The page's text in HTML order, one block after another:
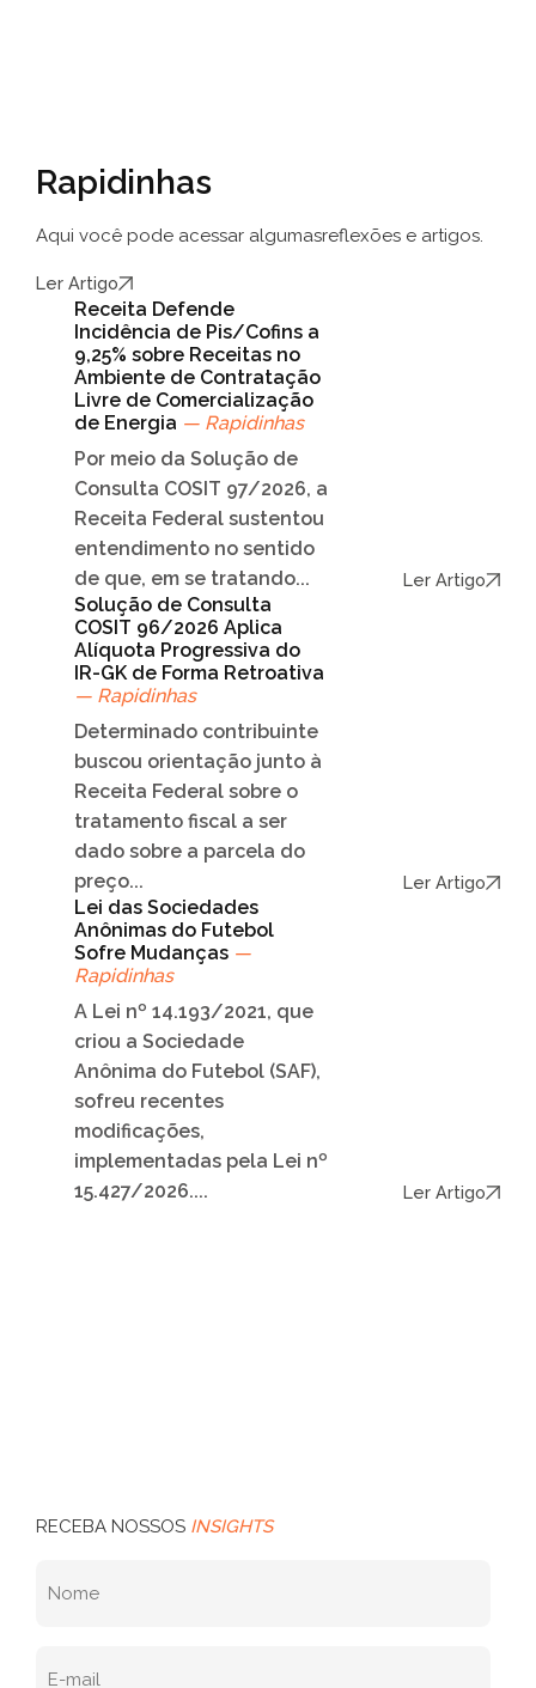
Rapidinhas
Aqui você pode acessar algumasreflexões e artigos.
Ler Artigo
Receita Defende
Incidência de Pis/Cofins a
9,25% sobre Receitas no
Ambiente de Contratação
Livre de Comercialização
de Energia — Rapidinhas
Por meio da Solução de
Consulta COSIT 97/2026, a
Receita Federal sustentou
entendimento no sentido
de que, em se tratando...
Ler Artigo
Solução de Consulta
COSIT 96/2026 Aplica
Alíquota Progressiva do
IR-GK de Forma Retroativa
— Rapidinhas
Determinado contribuinte
buscou orientação junto à
Receita Federal sobre o
tratamento fiscal a ser
dado sobre a parcela do
preço...
Ler Artigo
Lei das Sociedades
Anônimas do Futebol
Sofre Mudanças —
Rapidinhas
A Lei nº 14.193/2021, que
criou a Sociedade
Anônima do Futebol (SAF),
sofreu recentes
modificações,
implementadas pela Lei nº
15.427/2026....
Ler Artigo
RECEBA NOSSOS INSIGHTS